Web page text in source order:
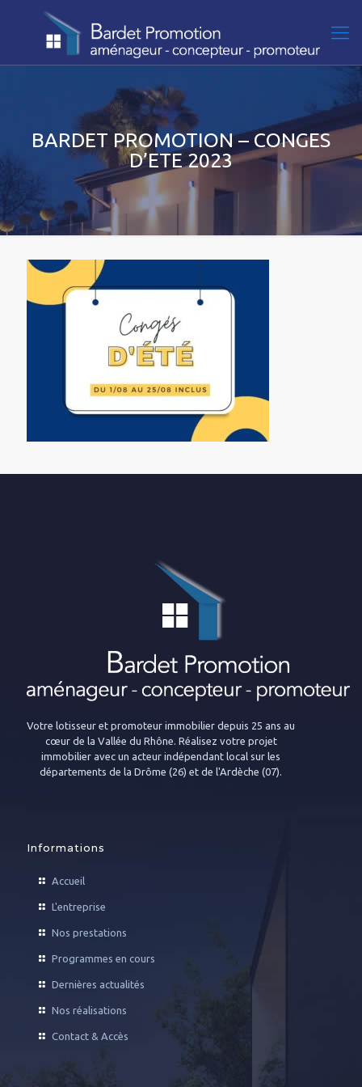
BARDET PROMOTION – CONGES
D’ETE 2023
Votre lotisseur et promoteur immobilier depuis 25 ans au
cœur de la Vallée du Rhône. Réalisez votre projet
immobilier avec un acteur indépendant local sur les
départements de la Drôme (26) et de l'Ardèche (07).
Informations
Accueil
L'entreprise
Nos prestations
Programmes en cours
Dernières actualités
Nos réalisations
Contact & Accès